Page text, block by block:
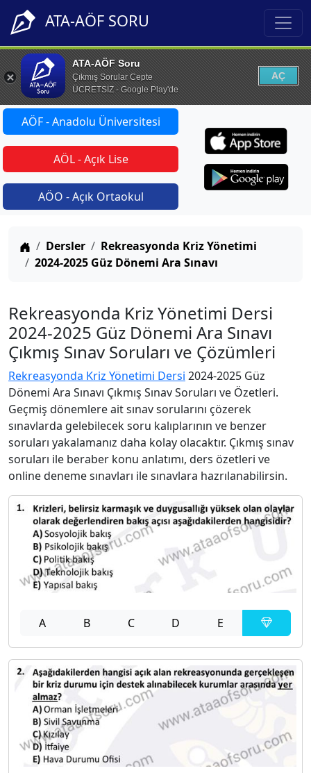
ATA-AÖF SORU
ATA-AÖF Soru
Çıkmış Sorular Cepte
ÜCRETSİZ - Google Play'de
AÇ
AÖF - Anadolu Üniversitesi
AÖL - Açık Lise
AÖO - Açık Ortaokul
Anasayfa
Dersler
Rekreasyonda Kriz Yönetimi
2024-2025 Güz Dönemi Ara Sınavı
Rekreasyonda Kriz Yönetimi Dersi
2024-2025 Güz Dönemi Ara Sınavı
Çıkmış Sınav Soruları ve Çözümleri
Rekreasyonda Kriz Yönetimi Dersi 2024-2025 Güz
Dönemi Ara Sınavı Çıkmış Sınav Soruları ve Özetleri.
Geçmiş dönemlere ait sınav sorularını çözerek
sınavlarda gelebilecek soru kalıplarının ve benzer
soruları yakalamanız daha kolay olacaktır. Çıkmış sınav
soruları ile beraber konu anlatımı, ders özetleri ve
online deneme sınavları ile sınavlara hazrılanabilirsin.
A B C D E